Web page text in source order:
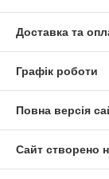
Доставка та
Графік роботи
Повна версія
Сайт створено